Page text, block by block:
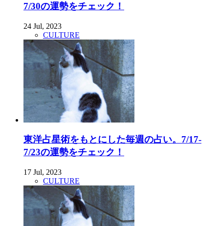
7/30の運勢をチェック！
24 Jul, 2023
CULTURE
東洋占星術をもとにした毎週の占い。7/17-
7/23の運勢をチェック！
17 Jul, 2023
CULTURE